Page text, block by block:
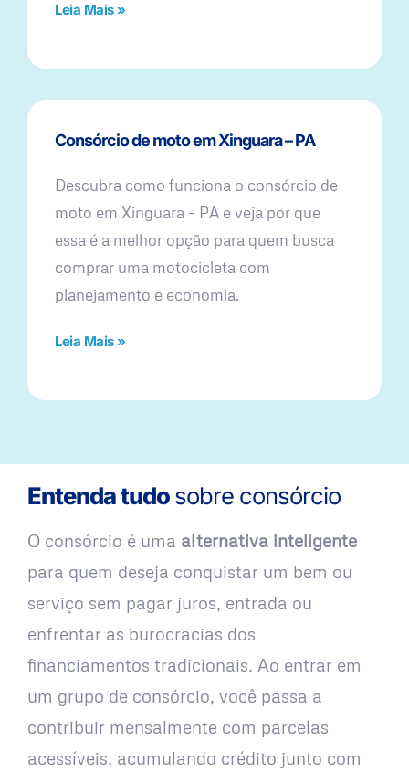
Leia Mais »
Consórcio de moto em Xinguara – PA
Descubra como funciona o consórcio de
moto em Xinguara – PA e veja por que
essa é a melhor opção para quem busca
comprar uma motocicleta com
planejamento e economia.
Leia Mais »
Entenda tudosobre consórcio
O consórcio é uma alternativa inteligente
para quem deseja conquistar um bem ou
serviço sem pagar juros, entrada ou
enfrentar as burocracias dos
financiamentos tradicionais. Ao entrar em
um grupo de consórcio, você passa a
contribuir mensalmente com parcelas
acessíveis, acumulando crédito junto com